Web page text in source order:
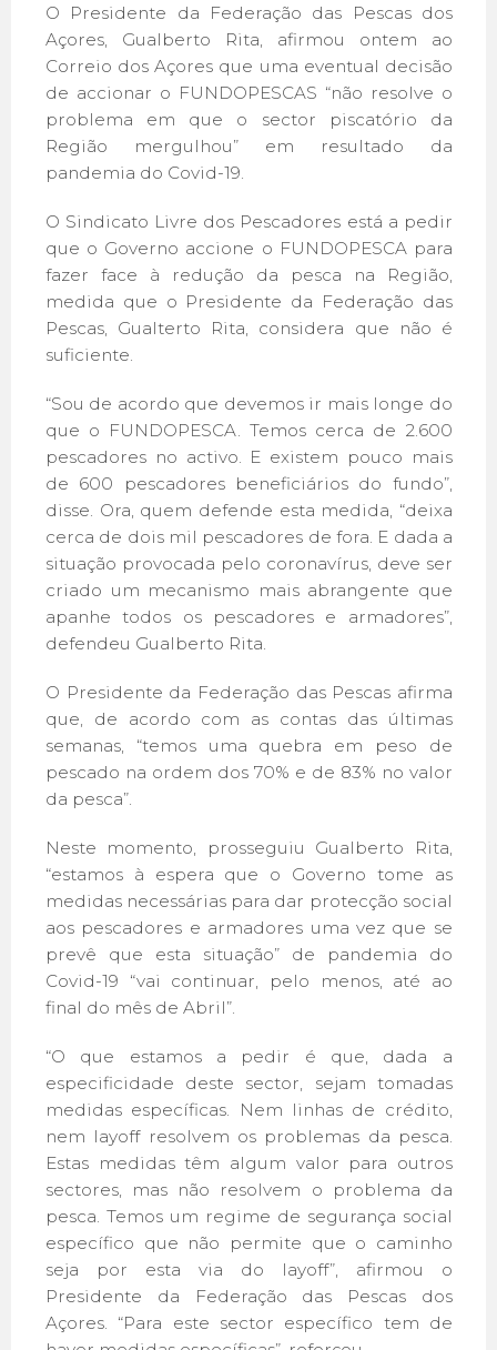
O Presidente da Federação das Pescas dos
Açores, Gualberto Rita, afirmou ontem ao
Correio dos Açores que uma eventual decisão
de accionar o FUNDOPESCAS “não resolve o
problema em que o sector piscatório da
Região mergulhou” em resultado da
pandemia do Covid-19.
O Sindicato Livre dos Pescadores está a pedir
que o Governo accione o FUNDOPESCA para
fazer face à redução da pesca na Região,
medida que o Presidente da Federação das
Pescas, Gualterto Rita, considera que não é
suficiente.
“Sou de acordo que devemos ir mais longe do
que o FUNDOPESCA. Temos cerca de 2.600
pescadores no activo. E existem pouco mais
de 600 pescadores beneficiários do fundo”,
disse. Ora, quem defende esta medida, “deixa
cerca de dois mil pescadores de fora. E dada a
situação provocada pelo coronavírus, deve ser
criado um mecanismo mais abrangente que
apanhe todos os pescadores e armadores”,
defendeu Gualberto Rita.
O Presidente da Federação das Pescas afirma
que, de acordo com as contas das últimas
semanas, “temos uma quebra em peso de
pescado na ordem dos 70% e de 83% no valor
da pesca”.
Neste momento, prosseguiu Gualberto Rita,
“estamos à espera que o Governo tome as
medidas necessárias para dar protecção social
aos pescadores e armadores uma vez que se
prevê que esta situação” de pandemia do
Covid-19 “vai continuar, pelo menos, até ao
final do mês de Abril”.
“O que estamos a pedir é que, dada a
especificidade deste sector, sejam tomadas
medidas específicas. Nem linhas de crédito,
nem layoff resolvem os problemas da pesca.
Estas medidas têm algum valor para outros
sectores, mas não resolvem o problema da
pesca. Temos um regime de segurança social
específico que não permite que o caminho
seja por esta via do layoff”, afirmou o
Presidente da Federação das Pescas dos
Açores. “Para este sector específico tem de